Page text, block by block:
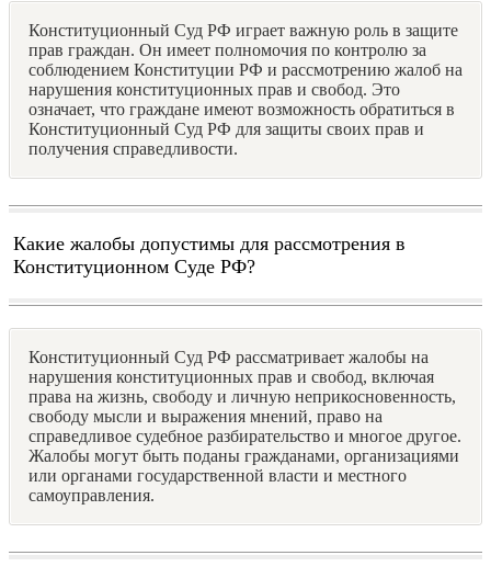
Конституционный Суд РФ играет важную роль в защите
прав граждан. Он имеет полномочия по контролю за
соблюдением Конституции РФ и рассмотрению жалоб на
нарушения конституционных прав и свобод. Это
означает, что граждане имеют возможность обратиться в
Конституционный Суд РФ для защиты своих прав и
получения справедливости.
Какие жалобы допустимы для рассмотрения в
Конституционном Суде РФ?
Конституционный Суд РФ рассматривает жалобы на
нарушения конституционных прав и свобод, включая
права на жизнь, свободу и личную неприкосновенность,
свободу мысли и выражения мнений, право на
справедливое судебное разбирательство и многое другое.
Жалобы могут быть поданы гражданами, организациями
или органами государственной власти и местного
самоуправления.